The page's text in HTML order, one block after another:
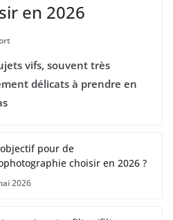
en 2026
vifs, souvent très
délicats à prendre en
pour de
choisir en 2026 ?
2026